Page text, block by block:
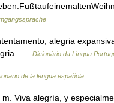
alegria
…
Dicionário da Língua
de la lengua española
Viva alegría, y